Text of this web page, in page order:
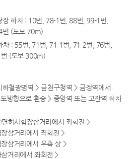
장 하차 : 10번, 78-1번, 88번, 99-1번,
번 (도보 70m)
차 : 55번, 71번, 71-1번, 71-2번, 76번,
(도보 300m)
하철광명역 > 금천구청역 > 금정역에서
방향으로 환승 > 중앙역 또는 고잔역 하차
허시험장삼거리에서 좌회전 >
삼거리에서 좌회전 >
삼거리에서 우측 상 >
거리에서 좌회전 >